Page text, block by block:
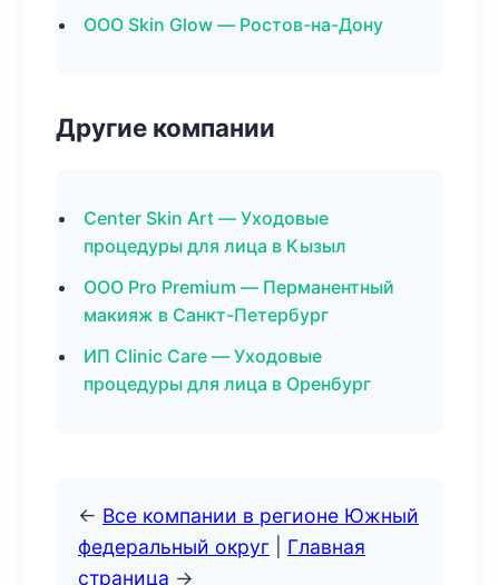
ООО Skin Glow — Ростов-на-Дону
Другие компании
Center Skin Art — Уходовые
процедуры для лица в Кызыл
ООО Pro Premium — Перманентный
макияж в Санкт-Петербург
ИП Clinic Care — Уходовые
процедуры для лица в Оренбург
← Все компании в регионе Южный
федеральный округ
Главная
страница →